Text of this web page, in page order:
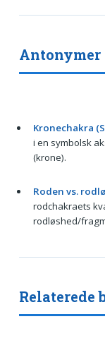
Antonymer
Kronechakra
i en symbolsk
(krone).
Roden vs.
rodchakraets
rodløshed/
Relaterede